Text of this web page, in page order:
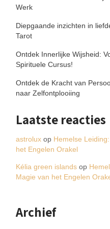
Werk
Diepgaande inzichten in
Tarot
Ontdek Innerlijke Wijsheid:
Spirituele Cursus!
Ontdek de Kracht van
naar Zelfontplooiing
Laatste reacties
astrolux op Hemelse
het Engelen Orakel
Kélia green islands op
Magie van het Engelen
Archief